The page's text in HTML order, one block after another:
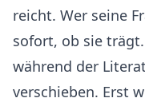
reicht. Wer seine
sofort, ob sie
während der
verschieben. Erst